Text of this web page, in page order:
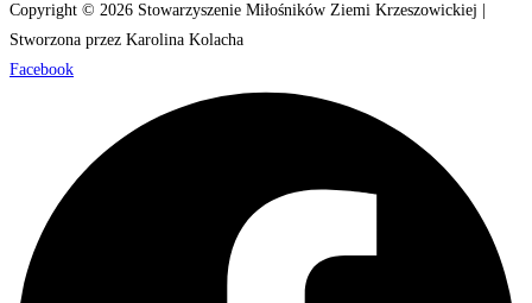
Copyright © 2026 Stowarzyszenie Miłośników Ziemi Krzeszowickiej |
Stworzona przez Karolina Kolacha
Facebook